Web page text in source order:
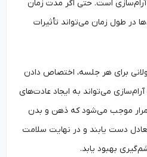
است. حتی اگر مدت زمان
طول زمان می‌تواند تأثیرات
برای هر جلسه، اختصاص دادن
می‌تواند به ایجاد عادت‌های
موجب می‌شود که ذهن و بدن
دست یابند و در نهایت سلامت
بهبود یابد.